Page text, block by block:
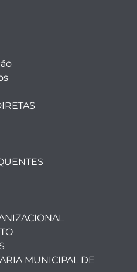
MUNICIPAL DE